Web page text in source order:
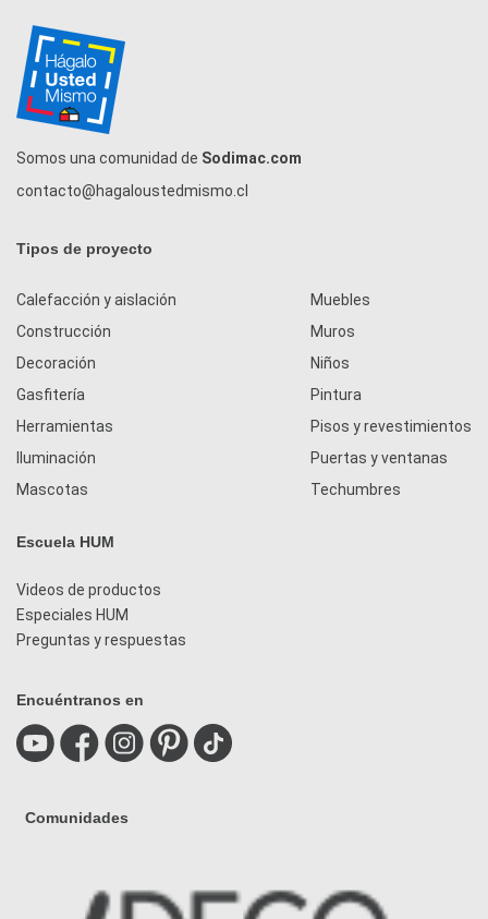
Somos una comunidad de Sodimac.com
contacto@hagaloustedmismo.cl
Tipos de proyecto
Calefacción y aislación
Construcción
Decoración
Gasfitería
Herramientas
Iluminación
Mascotas
Muebles
Muros
Niños
Pintura
Pisos y revestimientos
Puertas y ventanas
Techumbres
Escuela HUM
Videos de productos
Especiales HUM
Preguntas y respuestas
Encuéntranos en
Comunidades